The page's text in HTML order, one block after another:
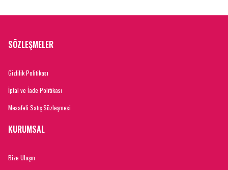
SÖZLEŞMELER
Gizlilik Politikası
İptal ve İade Politikası
Mesafeli Satış Sözleşmesi
KURUMSAL
Bize Ulaşın